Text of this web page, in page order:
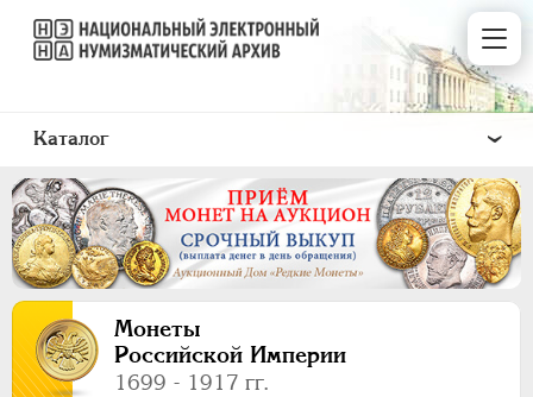
Монеты
Российской Империи
1699 - 1917 гг.
Каталог
ПEТР I 1699 - 1725
ЕКАТЕРИНА I 1725-1727